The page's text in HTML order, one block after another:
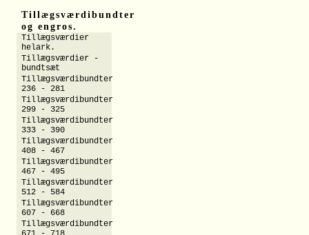
Tillægsværdibundter
og engros.
Tillægsværdier
helark.
Tillægsværdier -
bundtsæt
Tillægsværdibundter
236 - 281
Tillægsværdibundter
299 - 325
Tillægsværdibundter
333 - 390
Tillægsværdibundter
408 - 467
Tillægsværdibundter
467 - 495
Tillægsværdibundter
512 - 584
Tillægsværdibundter
607 - 668
Tillægsværdibundter